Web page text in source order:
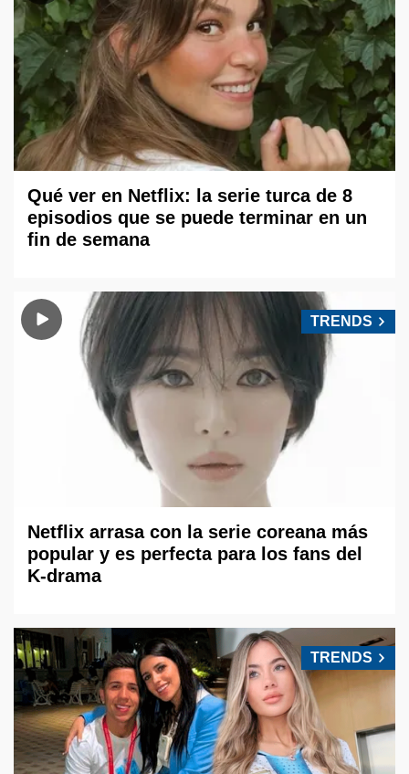
Qué ver en Netflix: la serie turca de 8
episodios que se puede terminar en un
fin de semana
TRENDS
Netflix arrasa con la serie coreana más
popular y es perfecta para los fans del
K-drama
TRENDS